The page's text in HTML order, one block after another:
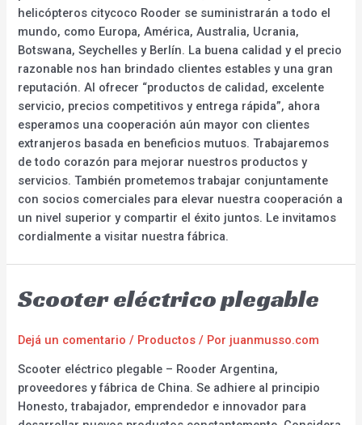
helicópteros citycoco Rooder se suministrarán a todo el
mundo, como Europa, América, Australia, Ucrania,
Botswana, Seychelles y Berlín. La buena calidad y el precio
razonable nos han brindado clientes estables y una gran
reputación. Al ofrecer “productos de calidad, excelente
servicio, precios competitivos y entrega rápida”, ahora
esperamos una cooperación aún mayor con clientes
extranjeros basada en beneficios mutuos. Trabajaremos
de todo corazón para mejorar nuestros productos y
servicios. También prometemos trabajar conjuntamente
con socios comerciales para elevar nuestra cooperación a
un nivel superior y compartir el éxito juntos. Le invitamos
cordialmente a visitar nuestra fábrica.
Scooter eléctrico plegable
Dejá un comentario / Productos / Por juanmusso.com
Scooter eléctrico plegable – Rooder Argentina,
proveedores y fábrica de China. Se adhiere al principio
Honesto, trabajador, emprendedor e innovador para